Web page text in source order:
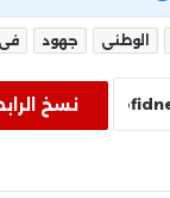
الوطنى جهود فى
نسخ